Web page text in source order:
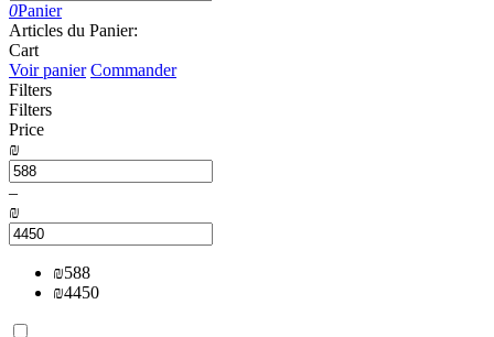
0Panier
Articles du Panier:
Cart
Voir panier Commander
Filters
Filters
Price
₪
–
₪
₪588
₪4450